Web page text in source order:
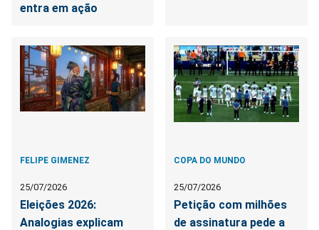
entra em ação
FELIPE GIMENEZ
25/07/2026
Eleições 2026:
Analogias explicam
COPA DO MUNDO
25/07/2026
Petição com milhões
de assinatura pede a